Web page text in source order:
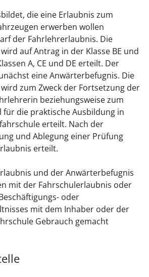
die eine Erlaubnis zum
erwerben wollen
der Fahrlehrerlaubnis. Die
auf Antrag in der Klasse BE und
A, CE und DE erteilt. Der
eine Anwärterbefugnis. Die
zum Zweck der Fortsetzung der
beziehungsweise zum
für die praktische Ausbildung in
erteilt. Nach der
und Ablegung einer Prüfung
erteilt.
und der Anwärterbefugnis
mit der Fahrschulerlaubnis oder
oder
mit dem Inhaber oder der
Gebrauch gemacht